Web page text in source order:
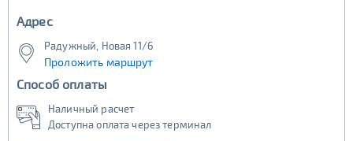
Адрес
Радужный, Новая 11/6
Проложить маршрут
Способ оплаты
Наличный расчет
Доступна оплата через терминал